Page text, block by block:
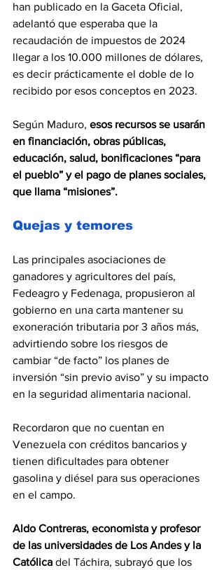
han publicado en la Gaceta Oficial,
adelantó que esperaba que la
recaudación de impuestos de 2024
llegar a los 10.000 millones de dólares,
es decir prácticamente el doble de lo
recibido por esos conceptos en 2023.
Según Maduro, esos recursos se usarán
en financiación, obras públicas,
educación, salud, bonificaciones “para
el pueblo” y el pago de planes sociales,
que llama “misiones”.
Quejas y temores
Las principales asociaciones de
ganadores y agricultores del país,
Fedeagro y Fedenaga, propusieron al
gobierno en una carta mantener su
exoneración tributaria por 3 años más,
advirtiendo sobre los riesgos de
cambiar “de facto” los planes de
inversión “sin previo aviso” y su impacto
en la seguridad alimentaria nacional.
Recordaron que no cuentan en
Venezuela con créditos bancarios y
tienen dificultades para obtener
gasolina y diésel para sus operaciones
en el campo.
Aldo Contreras, economista y profesor
de las universidades de Los Andes y la
Católica del Táchira, subrayó que los